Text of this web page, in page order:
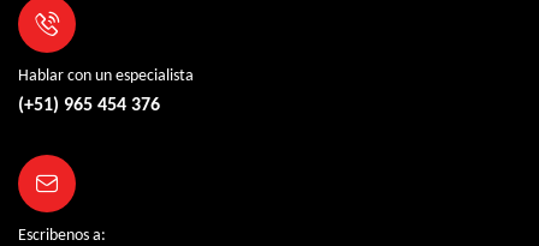
Hablar con un especialista
(+51) 965 454 376
Escribenos a: